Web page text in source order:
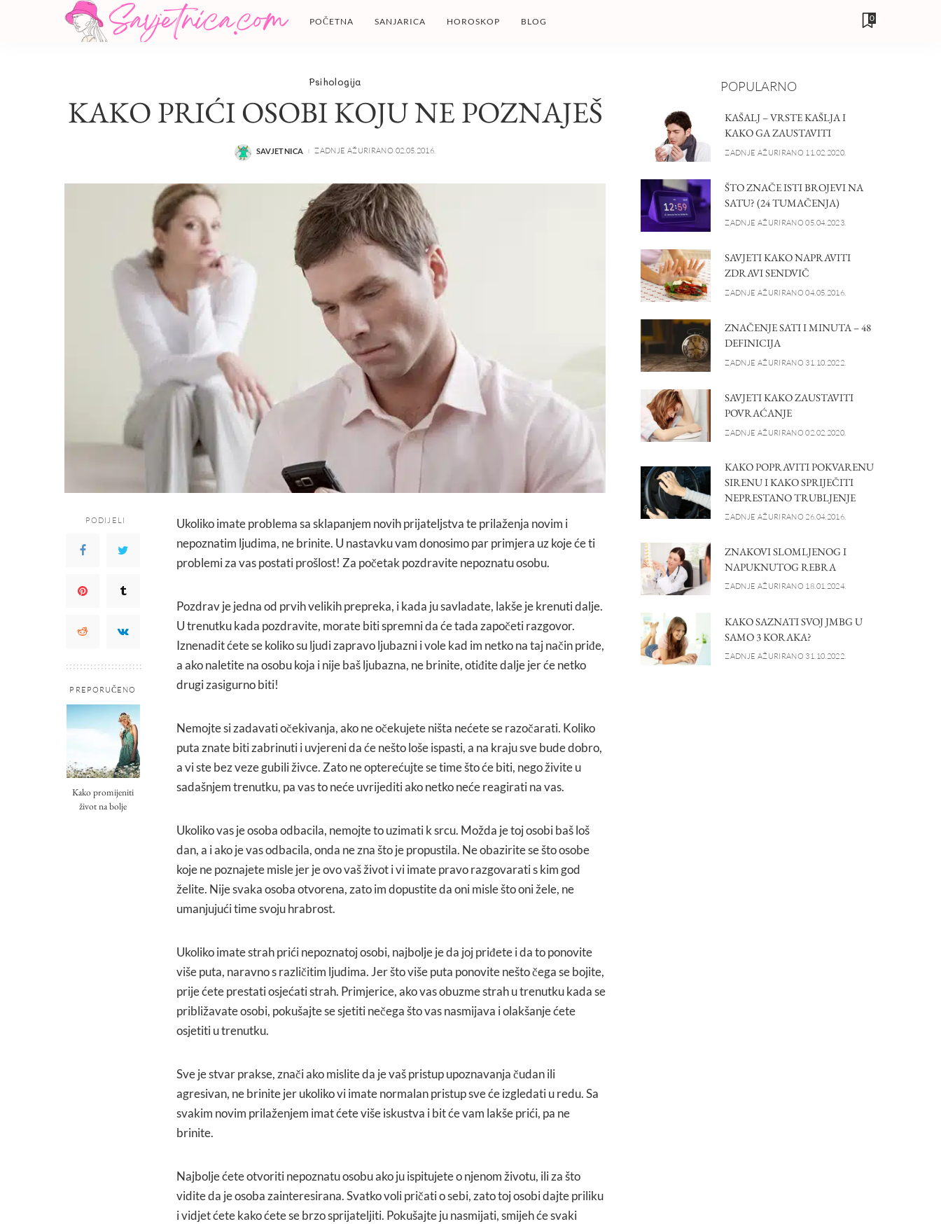
POČETNA SANJARICA HOROSKOP BLOG 0
Psihologija
KAKO PRIĆI OSOBI KOJU NE POZNAJEŠ
POSTED
SAVJETNICA ZADNJE AŽURIRANO 02.05.2016.
PODIJELI
PREPORUČENO
Kako promijeniti
život na bolje
Ukoliko imate problema sa sklapanjem novih prijateljstva te prilaženja novim i
nepoznatim ljudima, ne brinite. U nastavku vam donosimo par primjera uz koje će ti
problemi za vas postati prošlost! Za početak pozdravite nepoznatu osobu.
Pozdrav je jedna od prvih velikih prepreka, i kada ju savladate, lakše je krenuti dalje.
U trenutku kada pozdravite, morate biti spremni da će tada započeti razgovor.
Iznenadit ćete se koliko su ljudi zapravo ljubazni i vole kad im netko na taj način priđe,
a ako naletite na osobu koja i nije baš ljubazna, ne brinite, otiđite dalje jer će netko
drugi zasigurno biti!
Nemojte si zadavati očekivanja, ako ne očekujete ništa nećete se razočarati. Koliko
puta znate biti zabrinuti i uvjereni da će nešto loše ispasti, a na kraju sve bude dobro,
a vi ste bez veze gubili živce. Zato ne opterećujte se time što će biti, nego živite u
sadašnjem trenutku, pa vas to neće uvrijediti ako netko neće reagirati na vas.
Ukoliko vas je osoba odbacila, nemojte to uzimati k srcu. Možda je toj osobi baš loš
dan, a i ako je vas odbacila, onda ne zna što je propustila. Ne obazirite se što osobe
koje ne poznajete misle jer je ovo vaš život i vi imate pravo razgovarati s kim god
želite. Nije svaka osoba otvorena, zato im dopustite da oni misle što oni žele, ne
umanjujući time svoju hrabrost.
Ukoliko imate strah prići nepoznatoj osobi, najbolje je da joj priđete i da to ponovite
više puta, naravno s različitim ljudima. Jer što više puta ponovite nešto čega se bojite,
prije ćete prestati osjećati strah. Primjerice, ako vas obuzme strah u trenutku kada se
približavate osobi, pokušajte se sjetiti nečega što vas nasmijava i olakšanje ćete
osjetiti u trenutku.
Sve je stvar prakse, znači ako mislite da je vaš pristup upoznavanja čudan ili
agresivan, ne brinite jer ukoliko vi imate normalan pristup sve će izgledati u redu. Sa
svakim novim prilaženjem imat ćete više iskustva i bit će vam lakše prići, pa ne
brinite.
Najbolje ćete otvoriti nepoznatu osobu ako ju ispitujete o njenom životu, ili za što
vidite da je osoba zainteresirana. Svatko voli pričati o sebi, zato toj osobi dajte priliku
i vidjet ćete kako ćete se brzo sprijateljiti. Pokušajte ju nasmijati, smijeh će svaki
POPULARNO
KAŠALJ – VRSTE KAŠLJA I
KAKO GA ZAUSTAVITI
ZADNJE AŽURIRANO 11.02.2020.
ŠTO ZNAČE ISTI BROJEVI NA
SATU? (24 TUMAČENJA)
ZADNJE AŽURIRANO 05.04.2023.
SAVJETI KAKO NAPRAVITI
ZDRAVI SENDVIČ
ZADNJE AŽURIRANO 04.05.2016.
ZNAČENJE SATI I MINUTA – 48
DEFINICIJA
ZADNJE AŽURIRANO 31.10.2022.
SAVJETI KAKO ZAUSTAVITI
POVRAĆANJE
ZADNJE AŽURIRANO 02.02.2020.
KAKO POPRAVITI POKVARENU
SIRENU I KAKO SPRIJEČITI
NEPRESTANO TRUBLJENJE
ZADNJE AŽURIRANO 26.04.2016.
ZNAKOVI SLOMLJENOG I
NAPUKNUTOG REBRA
ZADNJE AŽURIRANO 18.01.2024.
KAKO SAZNATI SVOJ JMBG U
SAMO 3 KORAKA?
ZADNJE AŽURIRANO 31.10.2022.